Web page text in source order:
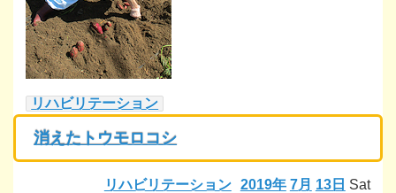
リハビリテーション
消えたトウモロコシ
2019年 7月 13日 Sat
リハビリテーション